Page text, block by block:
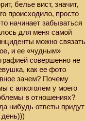
белье вист, значит,
происходило, просто
начинает забываться
для меня самой
можно
и ее «чудным»
совершенно не
как ее фото
зачем? Почему
с алкоголем у моего
в отношениях?
нибудь ответы придут